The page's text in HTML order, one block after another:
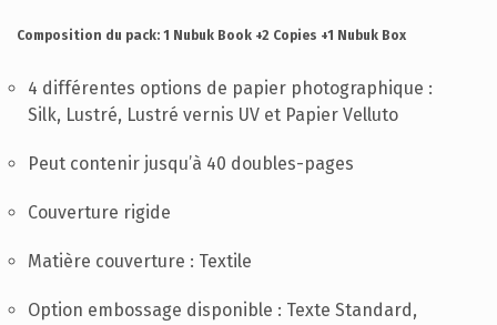
Composition du pack: 1 Nubuk Book +2 Copies +1 Nubuk Box
4 différentes options de papier photographique :
Silk, Lustré, Lustré vernis UV et Papier Velluto
Peut contenir jusqu’à 40 doubles-pages
Couverture rigide
Matière couverture : Textile
Option embossage disponible : Texte Standard,